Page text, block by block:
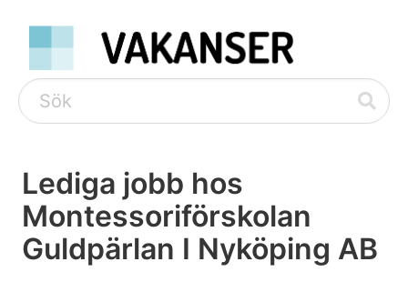
Lediga jobb hos
Montessoriförskolan
Guldpärlan I Nyköping AB